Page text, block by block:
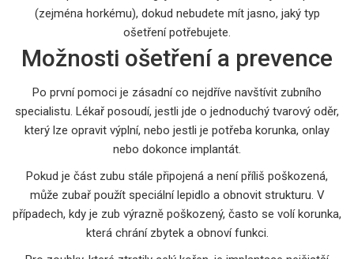
(zejména horkému), dokud nebudete mít jasno, jaký typ
ošetření potřebujete.
Možnosti ošetření a prevence
Po první pomoci je zásadní co nejdříve navštívit zubního
specialistu. Lékař posoudí, jestli jde o jednoduchý tvarový oděr,
který lze opravit výplní, nebo jestli je potřeba korunka, onlay
nebo dokonce implantát.
Pokud je část zubu stále připojená a není příliš poškozená,
může zubař použít speciální lepidlo a obnovit strukturu. V
případech, kdy je zub výrazně poškozený, často se volí korunka,
která chrání zbytek a obnoví funkci.